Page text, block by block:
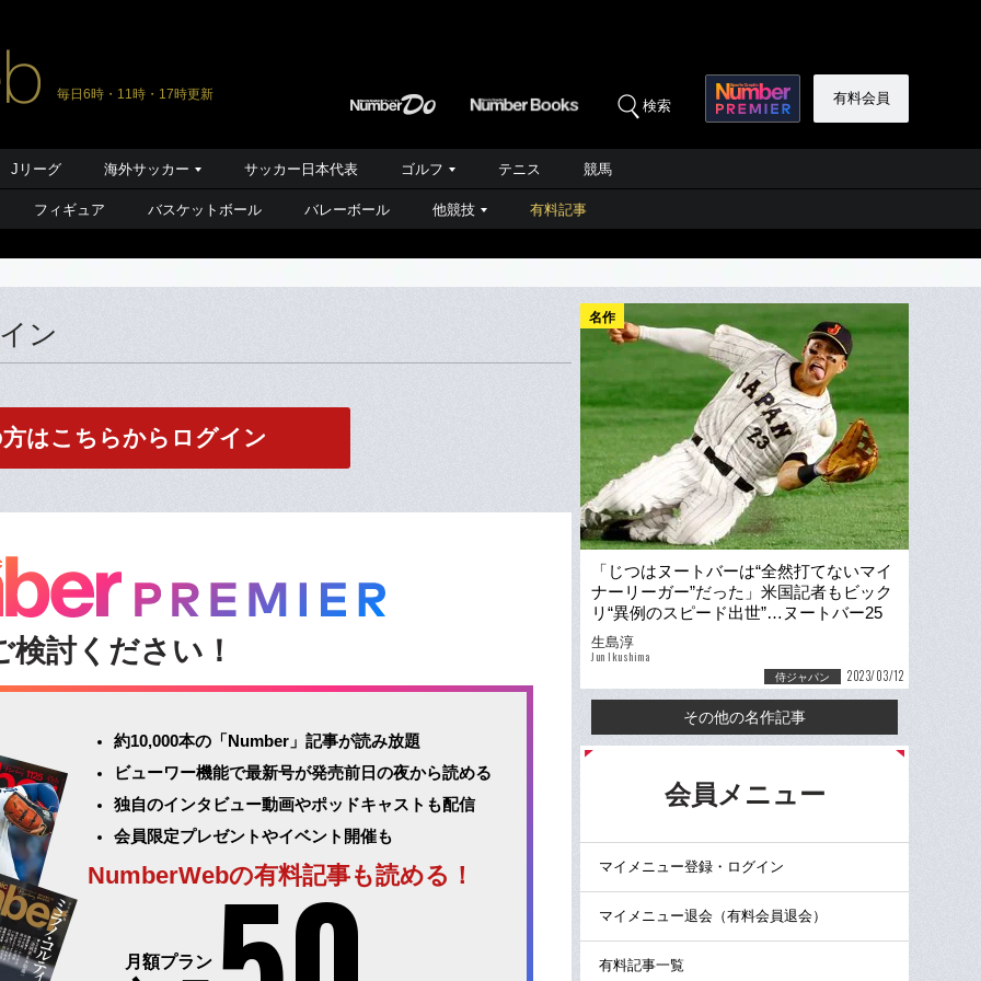
毎日6時・11時・17時更新
検索 有料会員
Jリーグ 海外サッカー サッカー日本代表 ゴルフ テニス 競馬
フィギュア バスケットボール バレーボール 他競技 有料記事
ン
はこちらからログイン
検討ください！
約10,000本の「Number」記事が読み放題
ビューワー機能で最新号が発売前日の夜から読める
独自のインタビュー動画やポッドキャストも配信
会員限定プレゼントやイベント開催も
NumberWebの有料記事も読める！
月額プラン
名作
「じつはヌートバーは“全然打てないマイ
ナーリーガー”だった」米国記者もビック
リ“異例のスピード出世”…ヌートバー25
歳はなぜ覚醒したのか？
生島淳
Jun Ikushima
侍ジャパン 2023/03/12
その他の名作記事
会員メニュー
マイメニュー登録・ログイン
マイメニュー退会（有料会員退会）
有料記事一覧